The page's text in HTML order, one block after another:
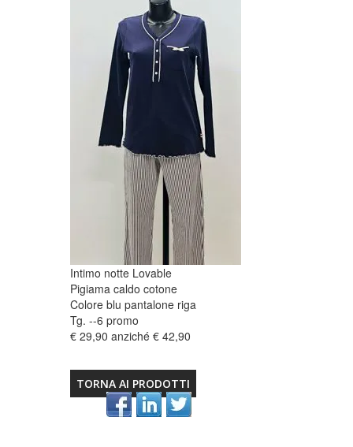
Intimo notte Lovable
Pigiama caldo cotone
Colore blu pantalone riga
Tg. --6 promo
€ 29,90 anziché € 42,90
TORNA AI PRODOTTI